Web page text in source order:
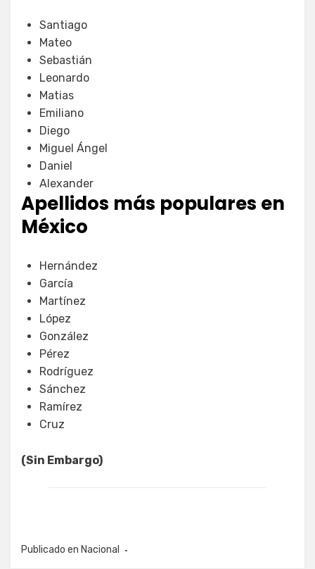
Santiago
Mateo
Sebastián
Leonardo
Matias
Emiliano
Diego
Miguel Ángel
Daniel
Alexander
Apellidos más populares en
México
Hernández
García
Martínez
López
González
Pérez
Rodríguez
Sánchez
Ramírez
Cruz
(Sin Embargo)
Publicado en Nacional